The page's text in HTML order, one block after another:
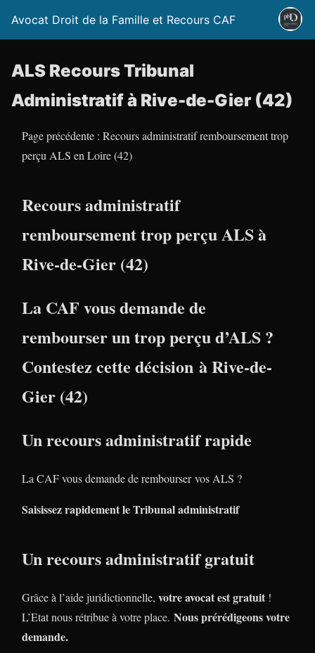
Avocat Droit de la Famille et Recours CAF
ALS Recours Tribunal
Administratif à Rive-de-Gier (42)
Page précédente : Recours administratif remboursement trop
perçu ALS en Loire (42)
Recours administratif
remboursement trop perçu ALS à
Rive-de-Gier (42)
La CAF vous demande de
rembourser un trop perçu d’ALS ?
Contestez cette décision à Rive-de-
Gier (42)
Un recours administratif rapide
La CAF vous demande de rembourser vos ALS ?
Saisissez rapidement le Tribunal administratif
Un recours administratif gratuit
Grâce à l’aide juridictionnelle, votre avocat est gratuit !
L’Etat nous rétribue à votre place. Nous prérédigeons votre
demande.